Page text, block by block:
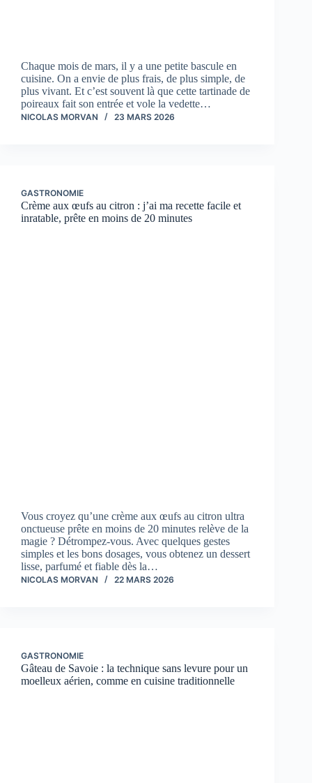
Chaque mois de mars, il y a une petite bascule en
cuisine. On a envie de plus frais, de plus simple, de
plus vivant. Et c’est souvent là que cette tartinade de
poireaux fait son entrée et vole la vedette…
NICOLAS MORVAN 23 MARS 2026
GASTRONOMIE
Crème aux œufs au citron : j’ai ma recette facile et
inratable, prête en moins de 20 minutes
Vous croyez qu’une crème aux œufs au citron ultra
onctueuse prête en moins de 20 minutes relève de la
magie ? Détrompez-vous. Avec quelques gestes
simples et les bons dosages, vous obtenez un dessert
lisse, parfumé et fiable dès la…
NICOLAS MORVAN 22 MARS 2026
GASTRONOMIE
Gâteau de Savoie : la technique sans levure pour un
moelleux aérien, comme en cuisine traditionnelle